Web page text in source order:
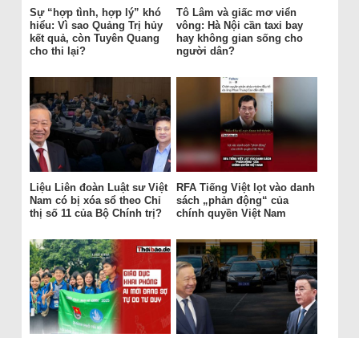
Sự “hợp tình, hợp lý” khó
hiểu: Vì sao Quảng Trị hủy
kết quả, còn Tuyên Quang
cho thi lại?
Tô Lâm và giấc mơ viển
vông: Hà Nội cần taxi bay
hay không gian sống cho
người dân?
Liệu Liên đoàn Luật sư Việt
Nam có bị xóa sổ theo Chỉ
thị số 11 của Bộ Chính trị?
RFA Tiếng Việt lọt vào danh
sách „phản động“ của
chính quyền Việt Nam